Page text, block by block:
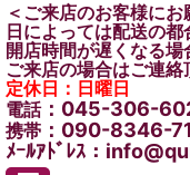
＜ご来店のお客様にお
日によっては配送の都
開店時間が遅くなる場
ご来店の場合はご連絡
定休日：日曜日
電話：045-306-
携帯 ：090-8346-
ﾒｰﾙｱﾄﾞﾚｽ：